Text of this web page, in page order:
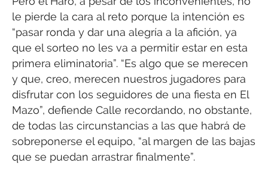
le pierde la cara al reto porque la intención es
“pasar ronda y dar una alegría a la afición, ya
que el sorteo no les va a permitir estar en esta
primera eliminatoria”. “Es algo que se merecen
y que, creo, merecen nuestros jugadores para
disfrutar con los seguidores de una fiesta en El
Mazo”, defiende Calle recordando, no obstante,
de todas las circunstancias a las que habrá de
sobreponerse el equipo, “al margen de las bajas
que se puedan arrastrar finalmente”.